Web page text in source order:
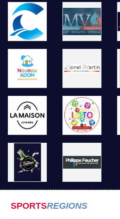
SPORTSREGIONS